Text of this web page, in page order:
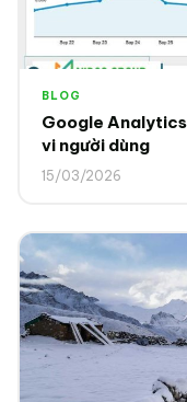
BLOG
Google
vi người dùng
15/03/2026